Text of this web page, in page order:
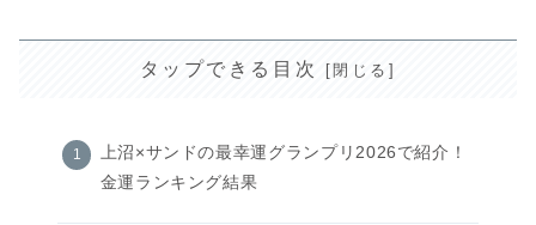
タップできる目次
上沼×サンドの最幸運グランプリ2026で紹介！
金運ランキング結果